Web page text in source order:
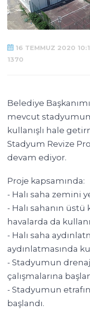
16 TEMMUZ 2020
1370
Belediye
mevcut
kullanışlı hale
Stadyum Revize
devam ediyor.
Proje kapsamında:
- Halı saha zemini
- Halı sahanın üstü
havalarda da
- Halı saha
aydınlatmasında
- Stadyumun
çalışmalarına
- Stadyumun
başlandı.